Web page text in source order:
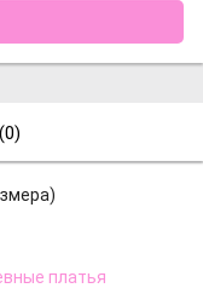
0)
платья